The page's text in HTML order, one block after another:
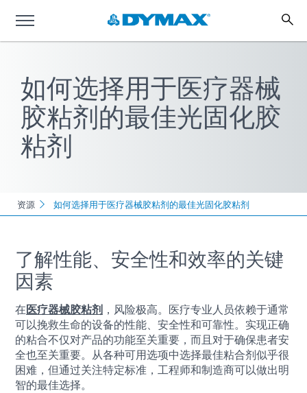
如何选择用于医疗器械
胶粘剂的最佳光固化胶
粘剂
资源 如何选择用于医疗器械胶粘剂的最佳光固化胶粘剂
了解性能、安全性和效率的关键
因素
在医疗器械胶粘剂 ，风险极高。医疗专业人员依赖于通常
可以挽救生命的设备的性能、安全性和可靠性。实现正确
的粘合不​​仅对产品的功能至关重要，而且对于确保患者安
全也至关重要。从各种可用选项中选择最佳粘合剂似乎很
困难，但通过关注特定标准，工程师和制造商可以做出明
智的最佳选择。